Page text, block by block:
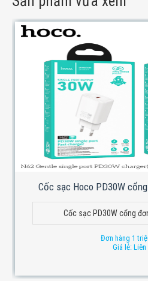
Cốc sạc Hoco PD30W
Cốc sạc PD30W cổng
Đơn hàng 1
Giá lẻ: Liên